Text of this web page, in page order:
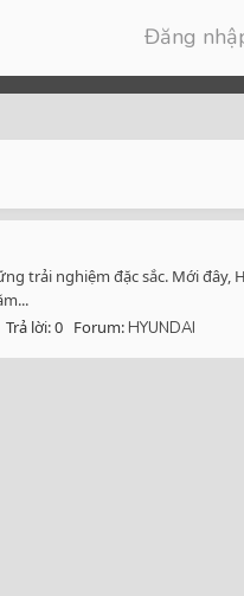
Đăng
trải nghiệm đặc sắc. Mới đây,
Trả lời: 0 Forum:HYUNDAI